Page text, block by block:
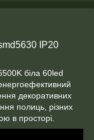
ІР20
біла 60led
декоративних
полиць, різних
в просторі.